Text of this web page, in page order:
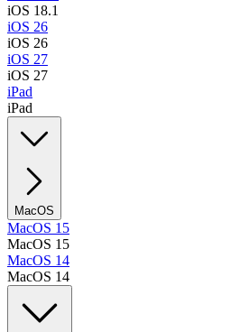
iOS 18.1
iOS 26
iOS 26
iOS 27
iOS 27
iPad
iPad
MacOS
MacOS 15
MacOS 15
MacOS 14
MacOS 14